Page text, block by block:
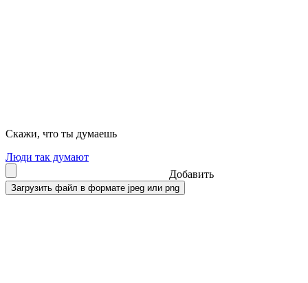
Скажи, что ты думаешь
Люди так думают
Добавить